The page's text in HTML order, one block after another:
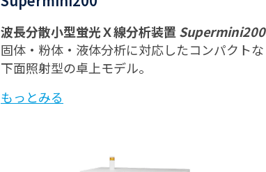
波長分散小型蛍光Ｘ線分析装置Supermini200
固体・粉体・液体分析に対応したコンパクトな
下面照射型の卓上モデル。
もっとみる